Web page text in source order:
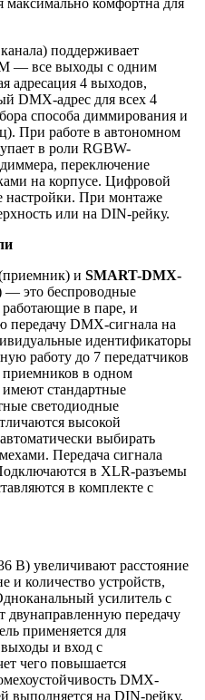
поддерживает
— все выходы с одним
4 выходов,
DMX-адрес для всех 4
способа диммирования и
При работе в автономном
в роли RGBW-
переключение
на корпусе. Цифровой
настройки. При монтаже
или на DIN-рейку.
и SMART-DMX-
— это беспроводные
в паре, и
передачу DMX-сигнала на
идентификаторы
работу до 7 передатчиков
приемников в одном
имеют стандартные
светодиодные
высокой
выбирать
Передача сигнала
в XLR-разъемы
в комплекте с
В) увеличивают расстояние
и количество устройств,
усилитель с
двунаправленную передачу
применяется для
и вход с
чего повышается
DMX-
выполняется на DIN-рейку.